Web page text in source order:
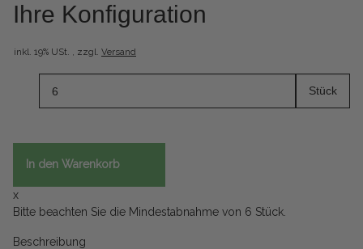
Ihre Konfiguration
inkl. 19% USt. , zzgl. Versand
Stück
In den Warenkorb
x
Bitte beachten Sie die Mindestabnahme von 6 Stück.
Beschreibung